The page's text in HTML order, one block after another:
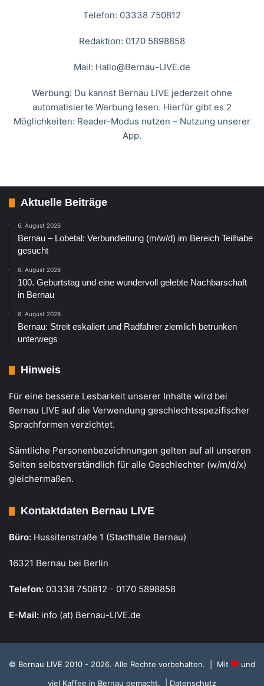
Telefon: 03338 750812
Redaktion: 0170 5898858
Mail: Hallo@Bernau-LIVE.de
Werbung: Du kannst Bernau LIVE jederzeit ohne
automatisierte Werbung lesen. Hierfür gibt es 2
Möglichkeiten: Reader-Modus nutzen – Nutzung unserer
App.
Aktuelle Beiträge
6. August 2026
Bernau – Lobetal: Verbundleitung (m/w/d) im Bereich Teilhabe
gesucht
6. August 2026
100. Geburtstag und eine wundervoll gelebte Nachbarschaft
in Bernau
6. August 2026
Bernau: Streit eskaliert und Radfahrer ziemlich betrunken
unterwegs
Hinweis
Für eine bessere Lesbarkeit unserer Inhalte wird bei
Bernau LIVE auf die Verwendung geschlechtsspezifischer
Sprachformen verzichtet.
Sämtliche Personenbezeichnungen gelten auf all unseren
Seiten selbstverständlich für alle Geschlechter (w/m/d/x)
gleichermaßen.
Kontaktdaten Bernau LIVE
Büro: Hussitenstraße 1 (Stadthalle Bernau)
16321 Bernau bei Berlin
Telefon: 03338 750812 - 0170 5898858
E-Mail: info (at) Bernau-LIVE.de
© Bernau LIVE 2010 - 2026. Alle Rechte vorbehalten. | Mit
und
viel Kaffee in Bernau gemacht.
| Datenschutz